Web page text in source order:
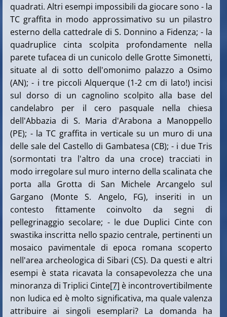
quadrati. Altri esempi impossibili da giocare sono - la
TC graffita in modo approssimativo su un pilastro
esterno della cattedrale di S. Donnino a Fidenza; - la
quadruplice cinta scolpita profondamente nella
parete tufacea di un cunicolo delle Grotte Simonetti,
situate al di sotto dell'omonimo palazzo a Osimo
(AN); - i tre piccoli Alquerque (1-2 cm di lato!) incisi
sul dorso di un cagnolino scolpito alla base del
candelabro per il cero pasquale nella chiesa
dell'Abbazia di S. Maria d'Arabona a Manoppello
(PE); - la TC graffita in verticale su un muro di una
delle sale del Castello di Gambatesa (CB); - i due Tris
(sormontati tra l'altro da una croce) tracciati in
modo irregolare sul muro interno della scalinata che
porta alla Grotta di San Michele Arcangelo sul
Gargano (Monte S. Angelo, FG), inseriti in un
contesto fittamente coinvolto da segni di
pellegrinaggio secolare; - le due Duplici Cinte con
swastika inscritta nello spazio centrale, pertinenti un
mosaico pavimentale di epoca romana scoperto
nell'area archeologica di Sibari (CS). Da questi e altri
esempi è stata ricavata la consapevolezza che una
minoranza di Triplici Cinte[7] è incontrovertibilmente
non ludica ed è molto significativa, ma quale valenza
attribuire ai singoli esemplari? La domanda ha